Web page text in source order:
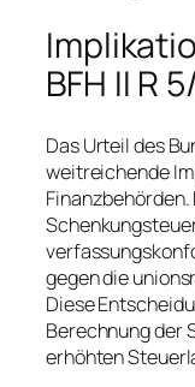
BFH II R
Das Urteil des
weitreichende
gegen die
Diese
Berechnung der
erhöhten